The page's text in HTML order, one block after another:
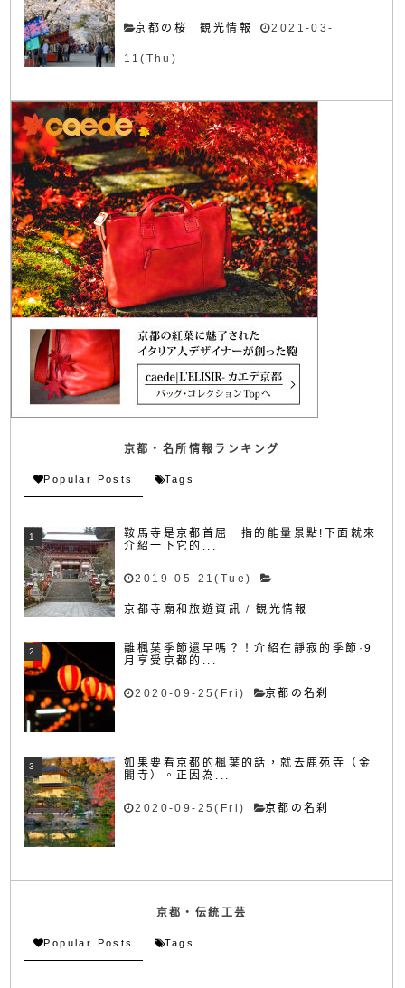
京都の桜 観光情報 2021-03-
11(Thu)
京都・名所情報ランキング
Popular Posts Tags
鞍馬寺是京都首屈一指的能量景點!下面就來
介紹一下它的...
2019-05-21(Tue)
京都寺廟和旅遊資訊 /観光情報
離楓葉季節還早嗎？！介紹在靜寂的季節·9
月享受京都的...
2020-09-25(Fri) 京都の名刹
如果要看京都的楓葉的話，就去鹿苑寺（金
閣寺）。正因為...
2020-09-25(Fri) 京都の名刹
京都・伝統工芸
Popular Posts Tags